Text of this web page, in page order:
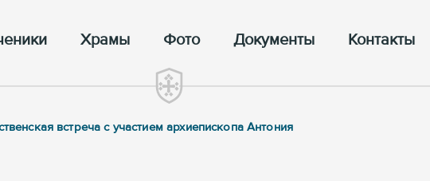
Храмы Фото Документы Контакты
встреча с участием архиепископа Антония